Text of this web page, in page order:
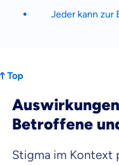
Jeder kann zur
Top
Betroffene
Stigma im Kontext